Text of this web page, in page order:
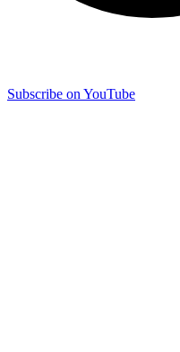
Subscribe on YouTube